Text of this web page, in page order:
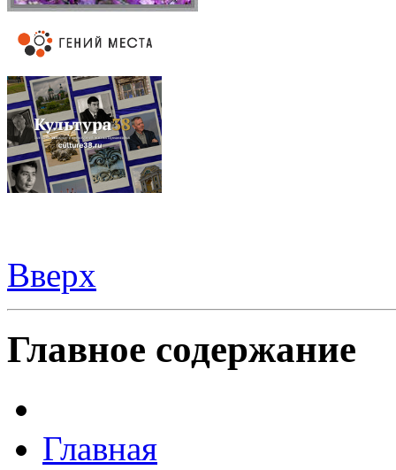
Вверх
Главное содержание
Главная